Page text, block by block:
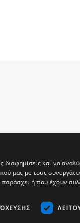
και να
μας με τους
ή που έχουν